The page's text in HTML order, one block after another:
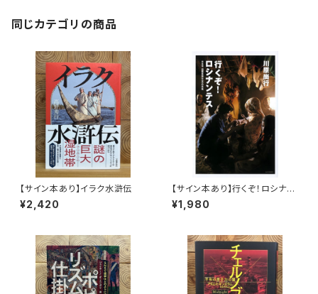
同じカテゴリの商品
【サイン本あり】イラク水滸伝
¥2,420
【サイン本あり】行くぞ！ロシナン
テス 日本発国際医療NGOの
挑戦
¥1,980